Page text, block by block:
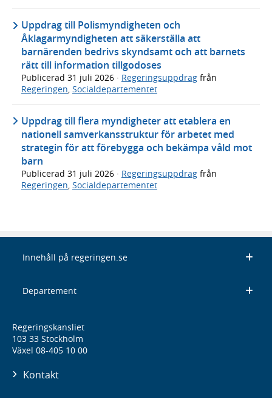
Uppdrag till Polismyndigheten och
Åklagarmyndigheten att säkerställa att
barnärenden bedrivs skyndsamt och att barnets
rätt till information tillgodoses
Publicerad 31 juli 2026 · Regeringsuppdrag från
Regeringen, Socialdepartementet
Uppdrag till flera myndigheter att etablera en
nationell samverkansstruktur för arbetet med
strategin för att förebygga och bekämpa våld mot
barn
Publicerad 31 juli 2026 · Regeringsuppdrag från
Regeringen, Socialdepartementet
Innehåll på regeringen.se
Departement
Regeringskansliet
103 33 Stockholm
Växel 08-405 10 00
Kontakt